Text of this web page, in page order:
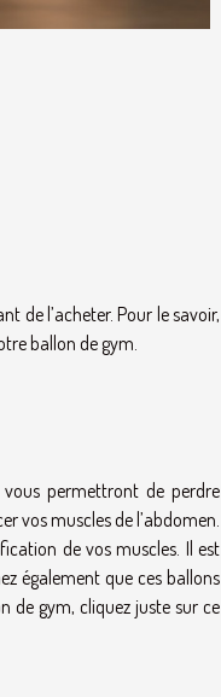
de l’acheter. Pour le savoir,
ballon de gym.
permettront de perdre
vos muscles de l’abdomen.
de vos muscles. Il est
également que ces ballons
de gym, cliquez juste sur ce